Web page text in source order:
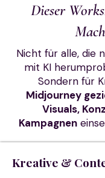
Dieser
Nicht für alle, die
mit KI
Sondern für
Midjourney
Visuals,
Kampagnen
Kreative &